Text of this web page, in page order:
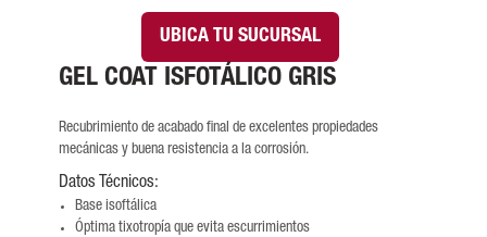
UBICA TU SUCURSAL
GEL COAT ISFOTÁLICO GRIS
Recubrimiento de acabado final de excelentes propiedades
mecánicas y buena resistencia a la corrosión.
Datos Técnicos:
Base isoftálica
Óptima tixotropía que evita escurrimientos